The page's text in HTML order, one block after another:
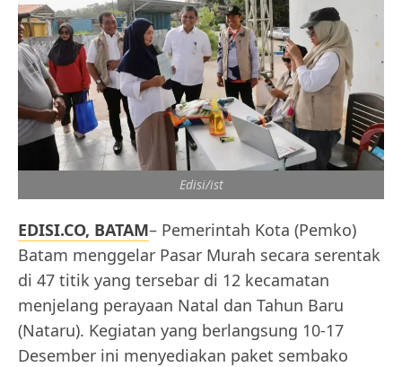
Edisi/ist
EDISI.CO, BATAM– Pemerintah Kota (Pemko)
Batam menggelar Pasar Murah secara serentak
di 47 titik yang tersebar di 12 kecamatan
menjelang perayaan Natal dan Tahun Baru
(Nataru). Kegiatan yang berlangsung 10-17
Desember ini menyediakan paket sembako